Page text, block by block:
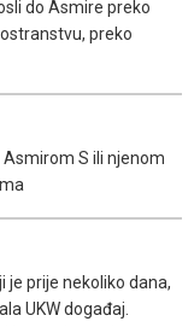
do Asmire preko
preko
S ili njenom
je prije nekoliko dana,
UKW događaj.